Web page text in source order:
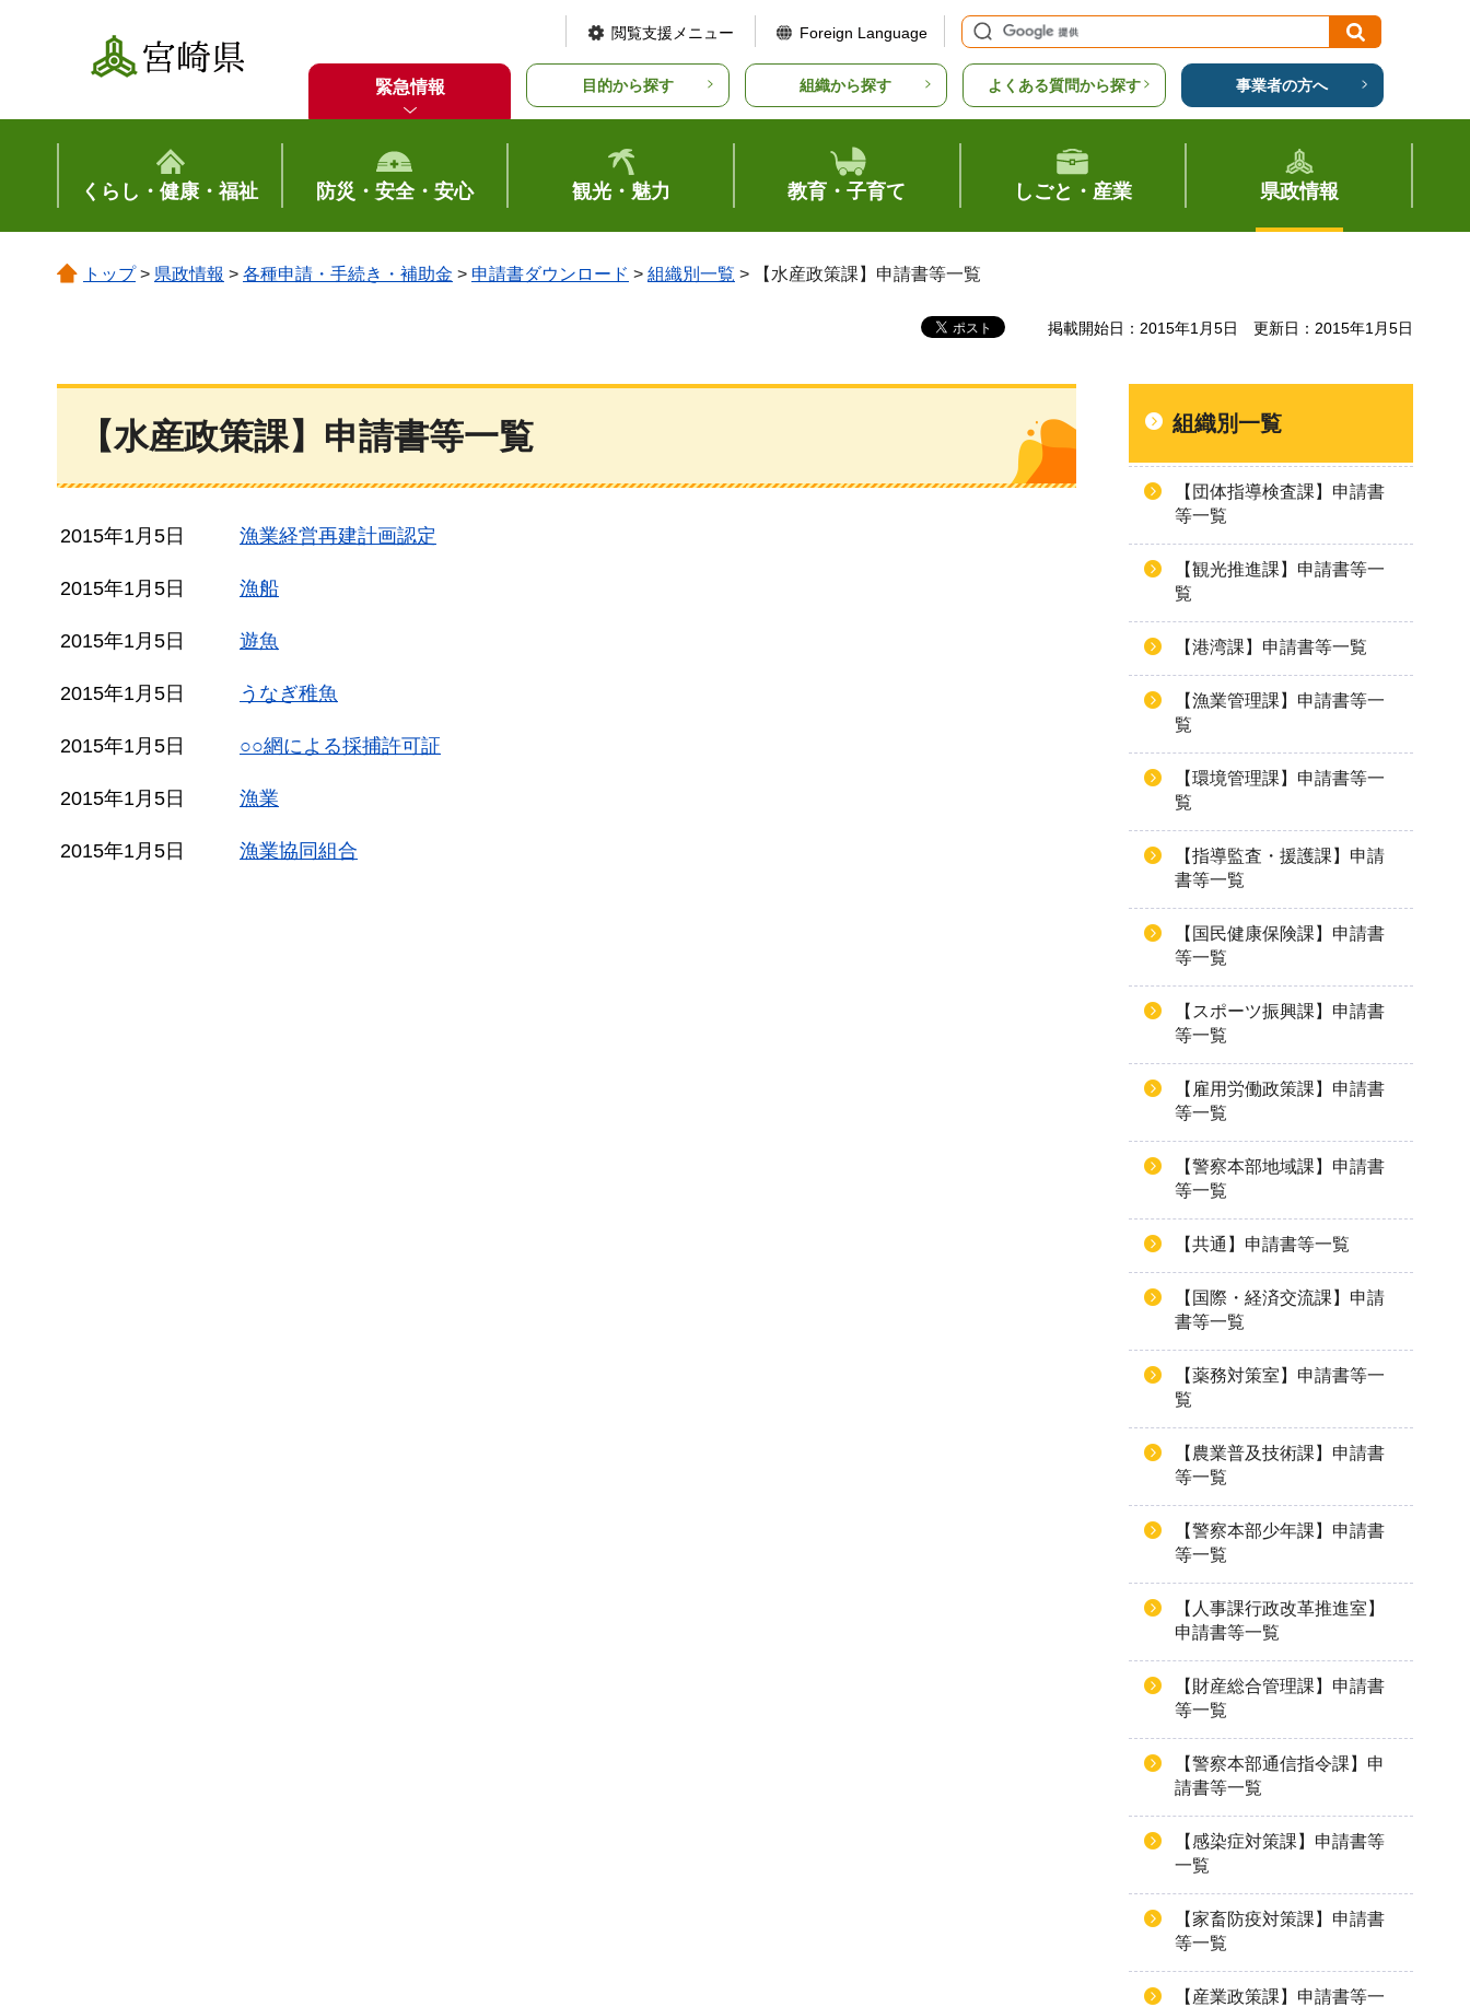
宮崎県
閲覧支援メニュー Foreign Language
緊急情報 目的から探す 組織から探す よくある質問から探す 事業者の方へ
くらし・健康・福祉 防災・安全・安心 観光・魅力 教育・子育て しごと・産業 県政情報
トップ> 県政情報 > 各種申請・手続き・補助金 > 申請書ダウンロード > 組織別一覧 > 【水産政策課】申請書等一覧
掲載開始日：2015年1月5日 更新日：2015年1月5日
【水産政策課】申請書等一覧
2015年1月5日 漁業経営再建計画認定
2015年1月5日 漁船
2015年1月5日 遊魚
2015年1月5日 うなぎ稚魚
2015年1月5日 ○○網による採捕許可証
2015年1月5日 漁業
2015年1月5日 漁業協同組合
組織別一覧
【団体指導検査課】申請書
等一覧
【観光推進課】申請書等一
覧
【港湾課】申請書等一覧
【漁業管理課】申請書等一
覧
【環境管理課】申請書等一
覧
【指導監査・援護課】申請
書等一覧
【国民健康保険課】申請書
等一覧
【スポーツ振興課】申請書
等一覧
【雇用労働政策課】申請書
等一覧
【警察本部地域課】申請書
等一覧
【共通】申請書等一覧
【国際・経済交流課】申請
書等一覧
【薬務対策室】申請書等一
覧
【農業普及技術課】申請書
等一覧
【警察本部少年課】申請書
等一覧
【人事課行政改革推進室】
申請書等一覧
【財産総合管理課】申請書
等一覧
【警察本部通信指令課】申
請書等一覧
【感染症対策課】申請書等
一覧
【家畜防疫対策課】申請書
等一覧
【産業政策課】申請書等一